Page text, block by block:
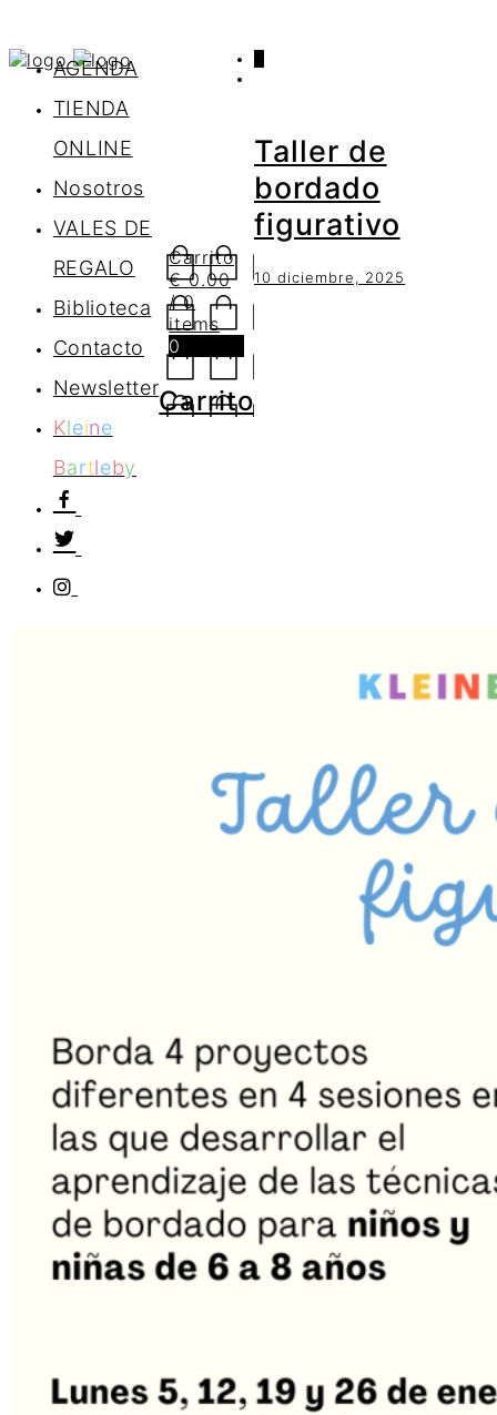
AGENDA
TIENDA
ONLINE
Nosotros
VALES DE
REGALO
Biblioteca
Contacto
Newsletter
Kleine
Bartleby
Carrito
€0.00
/ 0
items
0
Carrito
Taller de
bordado
figurativo
10 diciembre, 2025